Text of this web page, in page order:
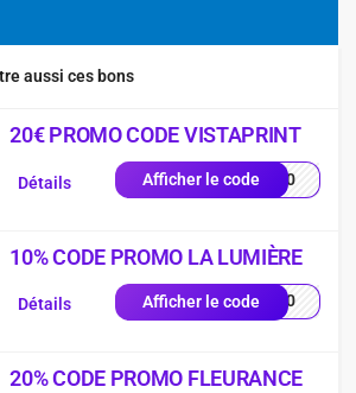
aussi ces bons
20€ PROMO CODE VISTAPRINT
Afficher le codeMO20
Détails
10% CODE PROMO LA LUMIÈRE
Afficher le codeYS10
Détails
20% CODE PROMO FLEURANCE